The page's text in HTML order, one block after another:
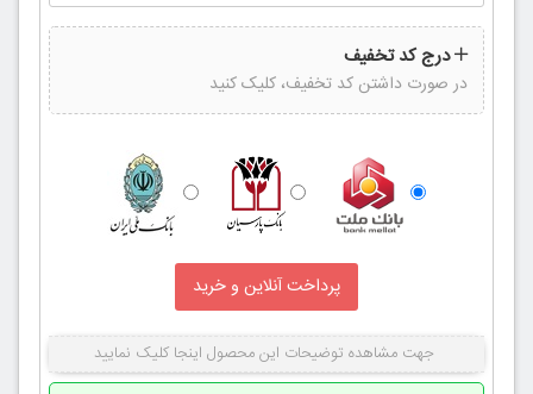
درج کد تخفیف
در صورت داشتن کد تخفیف، کلیک کنید
جهت مشاهده توضیحات این محصول اینجا کلیک نمایید